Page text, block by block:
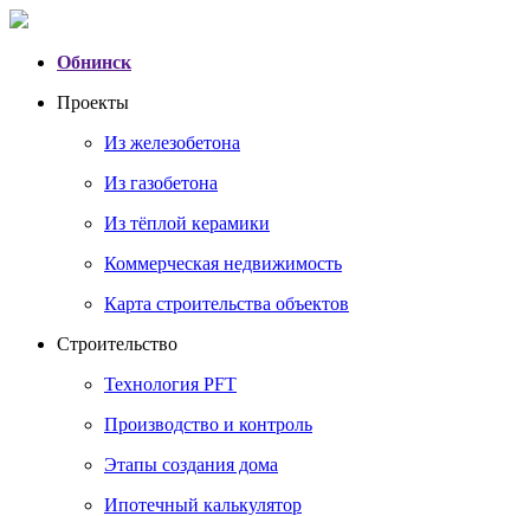
Обнинск
Проекты
Из железобетона
Из газобетона
Из тёплой керамики
Коммерческая недвижимость
Карта строительства объектов
Строительство
Технология PFT
Производство и контроль
Этапы создания дома
Ипотечный калькулятор